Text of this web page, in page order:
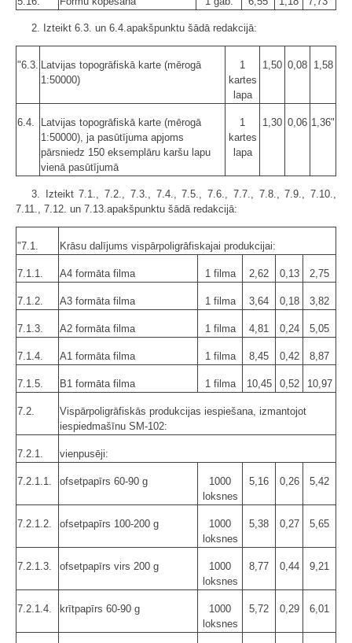
2. Izteikt 6.3. un 6.4.apakšpunktu šādā redakcijā:
"6.3. Latvijas topogrāfiskā karte (mērogā
1:50000)
1
kartes
lapa
1,50 0,08 1,58
6.4.
Latvijas topogrāfiskā karte (mērogā
1:50000), ja pasūtījuma apjoms
pārsniedz 150 eksemplāru karšu lapu
vienā pasūtījumā
1
kartes
lapa
1,30 0,06 1,36"
3. Izteikt 7.1., 7.2., 7.3., 7.4., 7.5., 7.6., 7.7., 7.8., 7.9., 7.10.,
7.11., 7.12. un 7.13.apakšpunktu šādā redakcijā:
"7.1. Krāsu dalījums vispārpoligrāfiskajai produkcijai:
7.1.1. A4 formāta filma 1 filma 2,62 0,13 2,75
7.1.2. A3 formāta filma 1 filma 3,64 0,18 3,82
7.1.3. A2 formāta filma 1 filma 4,81 0,24 5,05
7.1.4. A1 formāta filma 1 filma 8,45 0,42 8,87
7.1.5. B1 formāta filma 1 filma 10,45 0,52 10,97
7.2.
Vispārpoligrāfiskās produkcijas iespiešana, izmantojot
iespiedmašīnu SM-102:
7.2.1. vienpusēji:
7.2.1.1. ofsetpapīrs 60-90 g
1000
loksnes
5,16 0,26 5,42
7.2.1.2. ofsetpapīrs 100-200 g
1000
loksnes
5,38 0,27 5,65
7.2.1.3. ofsetpapīrs virs 200 g
1000
loksnes
8,77 0,44 9,21
7.2.1.4. krītpapīrs 60-90 g
1000
loksnes
5,72 0,29 6,01